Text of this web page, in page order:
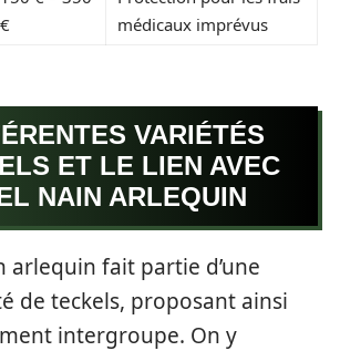
€
médicaux imprévus
VARIÉTÉS
ET LE LIEN AVEC
NAIN ARLEQUIN
arlequin fait partie d’une
de teckels, proposant ainsi
intergroupe. On y